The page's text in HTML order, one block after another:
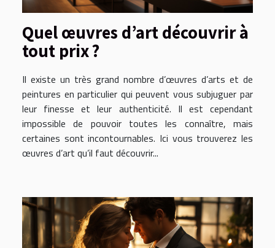
Quel œuvres d’art découvrir à
tout prix ?
Il existe un très grand nombre d’œuvres d’arts et de
peintures en particulier qui peuvent vous subjuguer par
leur finesse et leur authenticité. Il est cependant
impossible de pouvoir toutes les connaître, mais
certaines sont incontournables. Ici vous trouverez les
œuvres d’art qu’il faut découvrir...